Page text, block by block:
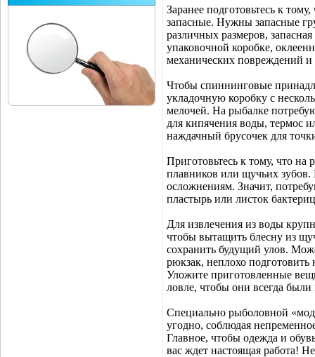
Заранее подготовьтесь к
запасные. Нужны запасные
различных размеров,
упаковочной коробке,
механических повреждений
Чтобы спиннинговые
укладочную коробку с
мелочей. На рыбалке
для кипячения воды, термос
наждачный брусочек для
Приготовьтесь к тому, что
плавников или щучьих зубов.
осложнениям. Значит,
пластырь или листок
Для извлечения из воды
чтобы вытащить блесну из
сохранить будущий улов.
рюкзак, неплохо
Уложите приготовленные
ловле, чтобы они всегда были
Специально рыболовной
угодно, соблюдая
Главное, чтобы одежда и
вас ждет настоящая работа!